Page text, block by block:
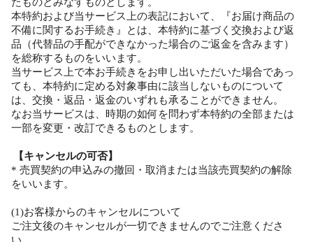
本特約および当サービス上の表記において、『お届け商品の
不備に関するお手続き』とは、本特約に基づく交換および返
品（代替品の手配ができなかった場合のご返金を含みます）
を総称するものをいいます。
当サービス上で本お手続きをお申し出いただいた場合であっ
ても、本特約に定める対象事由に該当しないものについて
は、交換・返品・返金のいずれも承ることができません。
なお当サービスは、時期の如何を問わず本特約の全部または
一部を変更・改訂できるものとします。
【キャンセルの可否】
* 売買契約の申込みの撤回・取消または当該売買契約の解除
をいいます。
(1)お客様からのキャンセルについて
ご注文後のキャンセルが一切できませんのでご注意くださ
い。